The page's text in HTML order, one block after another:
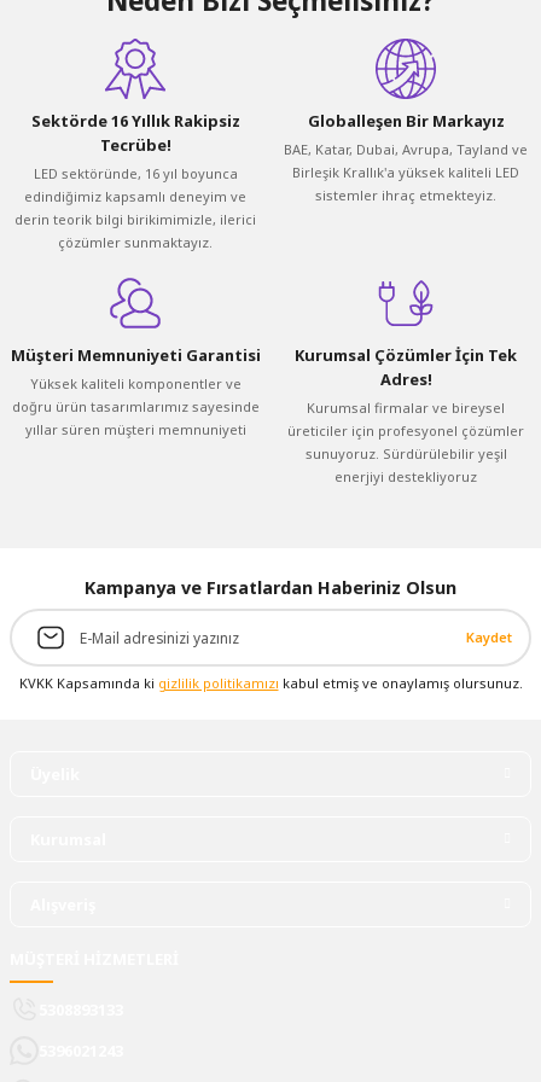
Sektörde 16 Yıllık Rakipsiz
Tecrübe!
LED sektöründe, 16 yıl boyunca
edindiğimiz kapsamlı deneyim ve
derin teorik bilgi birikimimizle, ilerici
çözümler sunmaktayız.
Globalleşen Bir Markayız
BAE, Katar, Dubai, Avrupa, Tayland ve
Birleşik Krallık'a yüksek kaliteli LED
sistemler ihraç etmekteyiz.
Müşteri Memnuniyeti Garantisi
Yüksek kaliteli komponentler ve
doğru ürün tasarımlarımız sayesinde
yıllar süren müşteri memnuniyeti
Kurumsal Çözümler İçin Tek
Adres!
Kurumsal firmalar ve bireysel
üreticiler için profesyonel çözümler
sunuyoruz. Sürdürülebilir yeşil
enerjiyi destekliyoruz
Kampanya ve Fırsatlardan Haberiniz Olsun
Kaydet
KVKK Kapsamında ki gizlilik politikamızı kabul etmiş ve onaylamış olursunuz.